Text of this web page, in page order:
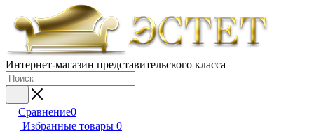
Интернет-магазин представительского класса
Сравнение0
Избранные товары 0